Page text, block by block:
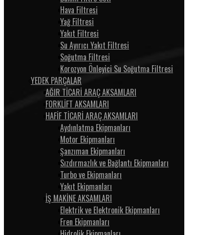
Hava Filtresi
Yağ Filtresi
Yakıt Filtresi
Su Ayırıcı Yakıt Filtresi
Soğutma Filtresi
Korozyon Önleyici Su Soğutma Filtresi
YEDEK PARÇALAR
AĞIR TİCARİ ARAÇ AKSAMLARI
FORKLİFT AKSAMLARI
HAFİF TİCARİ ARAÇ AKSAMLARI
Aydınlatma Ekipmanları
Motor Ekipmanları
Şanzıman Ekipmanları
Sızdırmazlık ve Bağlantı Ekipmanları
Turbo ve Ekipmanları
Yakıt Ekipmanları
İŞ MAKİNE AKSAMLARI
Elektrik ve Elektronik Ekipmanları
Fren Ekipmanları